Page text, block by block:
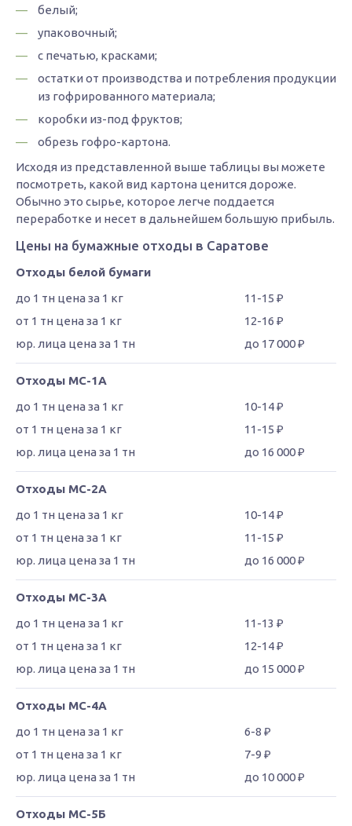
белый;
упаковочный;
с печатью, красками;
остатки от производства и потребления продукции
из гофрированного материала;
коробки из-под фруктов;
обрезь гофро-картона.
Исходя из представленной выше таблицы вы можете
посмотреть, какой вид картона ценится дороже.
Обычно это сырье, которое легче поддается
переработке и несет в дальнейшем большую прибыль.
Цены на бумажные отходы в Саратове
Отходы белой бумаги
11-15 ₽
12-16 ₽
до 17 000 ₽
Отходы МС-1А
10-14 ₽
11-15 ₽
до 16 000 ₽
Отходы МС-2А
10-14 ₽
11-15 ₽
до 16 000 ₽
Отходы МС-3А
11-13 ₽
12-14 ₽
до 15 000 ₽
Отходы МС-4А
6-8 ₽
7-9 ₽
до 10 000 ₽
Отходы МС-5Б